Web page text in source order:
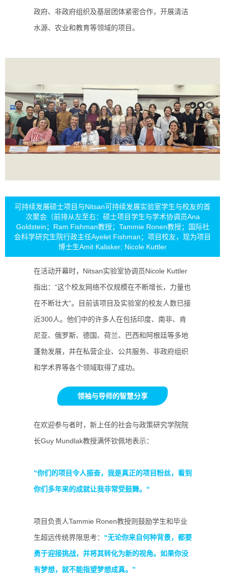
政府、非政府组织及基层团体紧密合作，开展清洁
水源、农业和教育等领域的项目。
可持续发展硕士项目与Nitsan可持续发展实验室学生与校友的首
次聚会（前排从左至右：硕士项目学生与学术协调员Ana
Goldstein；Ram Fishman教授；Tammie Ronen教授；国际社
会科学研究生院行政主任Ayelet Fishman；项目校友，现为项目
博士生Amit Kalisker; Nicole Kuttler
在活动开幕时，Nitsan实验室协调员Nicole Kuttler
指出：“这个校友网络不仅规模在不断增长，力量也
在不断壮大“。目前该项目及实验室的校友人数已接
近300人。他们中的许多人在包括印度、南非、肯
尼亚、俄罗斯、德国、荷兰、巴西和阿根廷等多地
蓬勃发展，并在私营企业、公共服务、非政府组织
和学术界等各个领域取得了成功。
领袖与导师的智慧分享
在欢迎参与者时，新上任的社会与政策研究学院院
长Guy Mundlak教授满怀钦佩地表示：
”你们的项目令人振奋，我是真正的项目粉丝，看到
你们多年来的成就让我非常受鼓舞。“
项目负责人Tammie Ronen教授则鼓励学生和毕业
生超远传统界限思考： “无论你来自何种背景，都要
勇于迎接挑战，并将其转化为新的视角。如果你没
有梦想，就不能指望梦想成真。”